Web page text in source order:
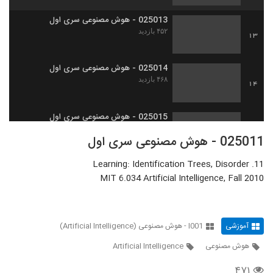
13
025013 - هوش مصنوعی سری اول
۴۵۲ بازدید
14
025014 - هوش مصنوعی سری اول
۴۶۸ بازدید
025015 - هوش مصنوعی سری اول
16
025016 - هوش مصنوعی سری اول
۴۵۸ بازدید
17
۴۵۳ بازدید
025011 - هوش مصنوعی سری اول
11. Learning: Identification Trees, Disorder
MIT 6.034 Artificial Intelligence, Fall 2010
آموزشی
I001 - هوش مصنوعی (Artificial Intelligence)
هوش مصنوعی
Artificial Intelligence